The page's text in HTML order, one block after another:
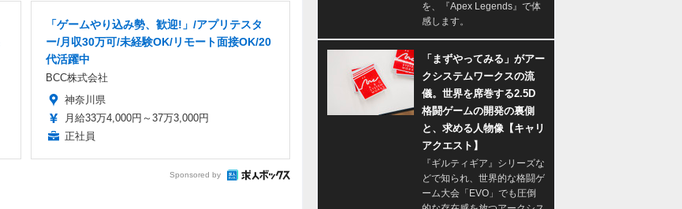
「ゲームやり込み勢、歓迎!」/アプリテスタ
ー/月収30万可/未経験OK/リモート面接OK/20
代活躍中
BCC株式会社
神奈川県
月給33万4,000円～37万3,000円
正社員
Sponsored by
を、『Apex Legends』で体
感します。
「まずやってみる」がアー
クシステムワークスの流
儀。世界を席巻する2.5D
格闘ゲームの開発の裏側
と、求める人物像【キャリ
アクエスト】
『ギルティギア』シリーズな
どで知られ、世界的な格闘ゲ
ーム大会「EVO」でも圧倒